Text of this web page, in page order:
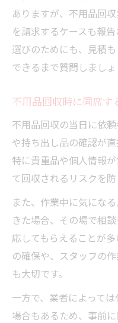
ありますが、不用品回
を請求するケースも報
選びのためにも、見積
できるまで質問しましょ
不用品回収時に同席す
不用品回収の当日に依
や持ち出し品の確認が
特に貴重品や個人情報
て回収されるリスクを防
また、作業中に気にな
きた場合、その場で相
応してもらえることが
の確保や、スタッフの
も大切です。
一方で、業者によって
場合もあるため、事前